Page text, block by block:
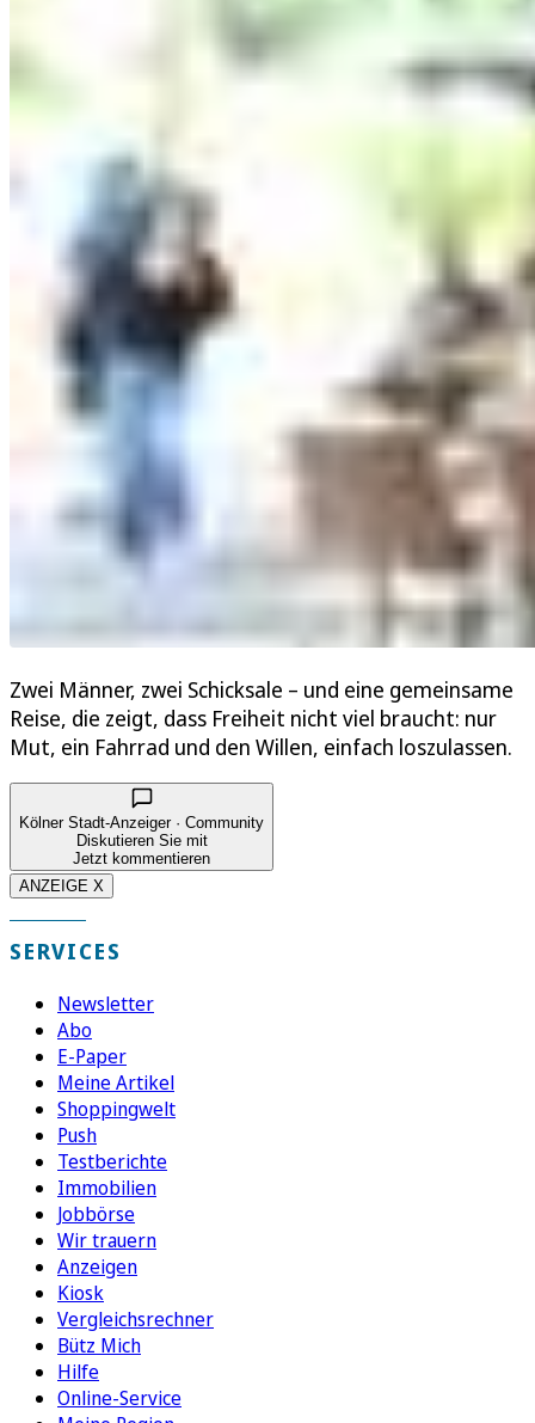
Zwei Männer, zwei Schicksale – und eine gemeinsame
Reise, die zeigt, dass Freiheit nicht viel braucht: nur
Mut, ein Fahrrad und den Willen, einfach loszulassen.
Kölner Stadt-Anzeiger · Community
Diskutieren Sie mit
Jetzt kommentieren
ANZEIGE X
SERVICES
Newsletter
Abo
E-Paper
Meine Artikel
Shoppingwelt
Push
Testberichte
Immobilien
Jobbörse
Wir trauern
Anzeigen
Kiosk
Vergleichsrechner
Bütz Mich
Hilfe
Online-Service